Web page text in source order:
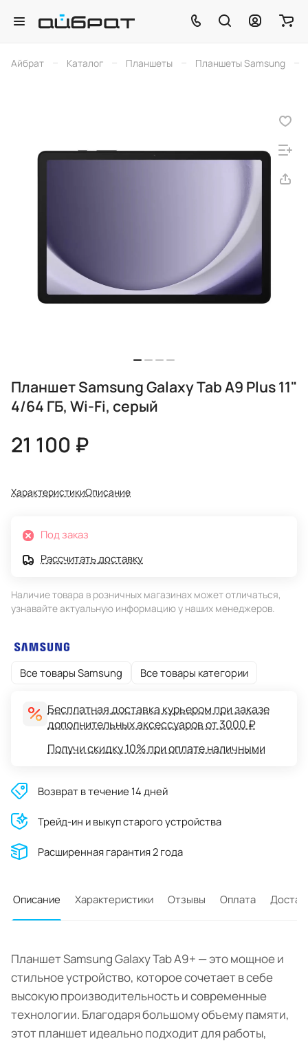
Айбрат – Каталог – Планшеты – Планшеты Samsung –
Планшет Samsung Galaxy Tab A9 Plus 11"
4/64 ГБ, Wi-Fi, серый
21 100 ₽
ХарактеристикиОписание
Под заказ
Рассчитать доставку
Наличие товара в розничных магазинах может отличаться,
узнавайте актуальную информацию у наших менеджеров.
Все товары Samsung Все товары категории
Бесплатная доставка курьером при заказе
дополнительных аксессуаров от 3000 ₽
Получи скидку 10% при оплате наличными
Возврат в течение 14 дней
Трейд-ин и выкуп старого устройства
Расширенная гарантия 2 года
Описание Характеристики Отзывы Оплата
Планшет Samsung Galaxy Tab A9+ — это мощное и
стильное устройство, которое сочетает в себе
высокую производительность и современные
технологии. Благодаря большому объему памяти,
этот планшет идеально подходит для работы,